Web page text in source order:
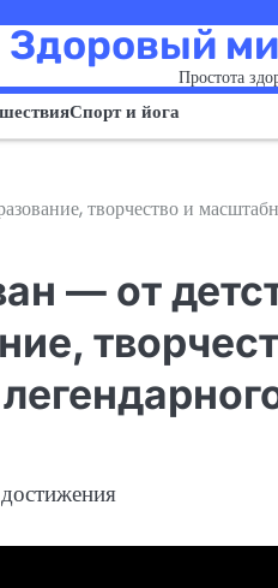
Здоровый
Простота
Спорт и йога
творчество и
— от